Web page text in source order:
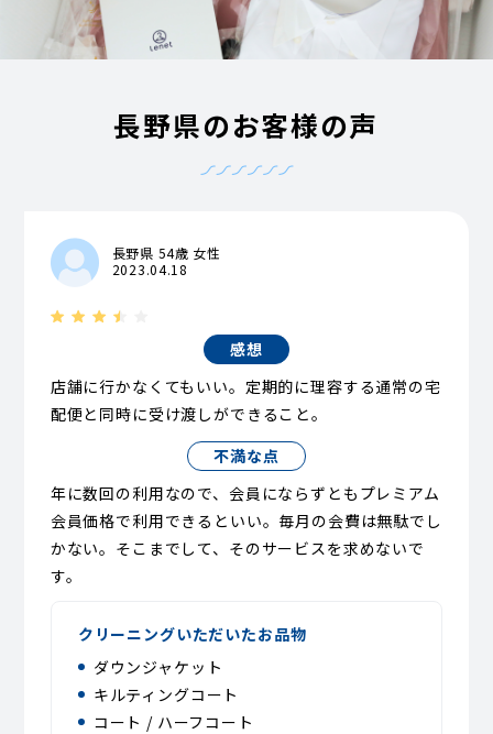
長野県のお客様の声
長野県 54歳 女性
2023.04.18
感想
店舗に行かなくてもいい。定期的に理容する通常の宅
配便と同時に受け渡しができること。
不満な点
年に数回の利用なので、会員にならずともプレミアム
会員価格で利用できるといい。毎月の会費は無駄でし
かない。そこまでして、そのサービスを求めないで
す。
クリーニングいただいたお品物
ダウンジャケット
キルティングコート
コート / ハーフコート